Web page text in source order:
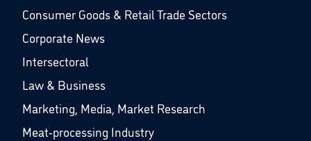
Consumer Goods & Retail Trade Sectors
Corporate News
Intersectoral
Law & Business
Marketing, Media, Market Research
Meat-processing Industry